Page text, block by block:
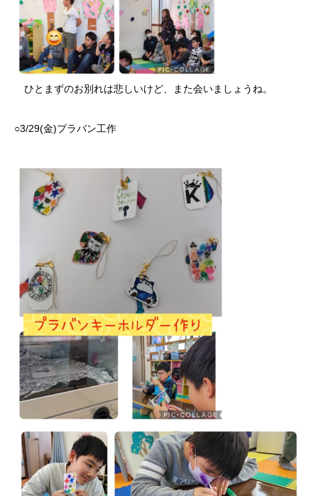
ひとまずのお別れは悲しいけど、また会いましょうね。
○3/29(金)プラバン工作